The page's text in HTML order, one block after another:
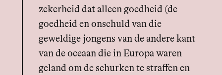
zekerheid dat alleen goedheid (de
goedheid en onschuld van die
geweldige jongens van de andere kant
van de oceaan die in Europa waren
geland om de schurken te straffen en